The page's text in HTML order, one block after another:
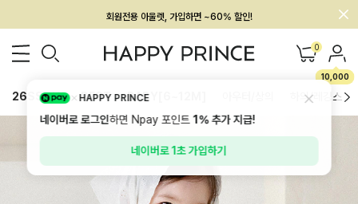
회원전용 아울렛, 가입하면 ~60% 할인!
멤버십 최대 28,000원 혜택 0
10,000
26SS 신상 BEST BABY[6~12M] 하의/레깅스
HAPPY PRINCE
네이버로 로그인하면 Npay 포인트1%추가 지급!
네이버로 1초 가입하기